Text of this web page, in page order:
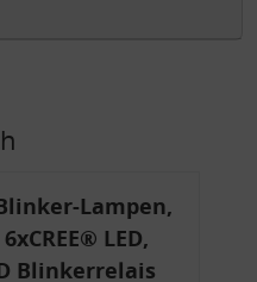
Lampen,
LED,
Blinkerrelais